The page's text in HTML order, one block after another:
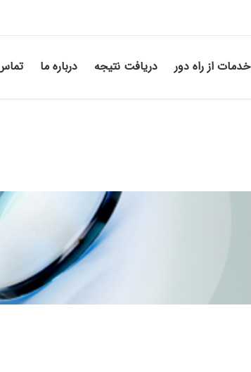
خدمات از راه دور دریافت نتیجه درباره ما